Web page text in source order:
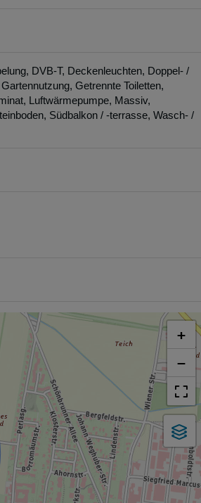
DVB-T Deckenleuchten Doppel- /
Gartennutzung Getrennte Toiletten
Luftwärmepumpe Massiv
Südbalkon / -terrasse Wasch- /
+
−